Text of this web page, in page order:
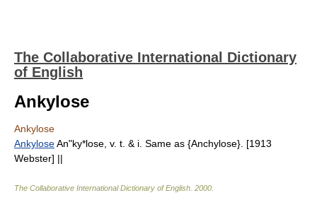
The Collaborative International Dictionary
of English
Ankylose
Ankylose
AnkyloseAn"ky*lose, v. t. & i. Same as {Anchylose}. [1913
Webster] ||
The Collaborative International Dictionary of English 2000